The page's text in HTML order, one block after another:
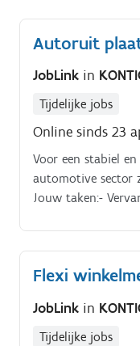
Autoruit
JobLink in
Tijdelijke jobs
Online sinds 23
Voor een stabiel
automotive sector
Jouw taken:-
en advies geven-
werkplek
Flexi
JobLink in
Tijdelijke jobs